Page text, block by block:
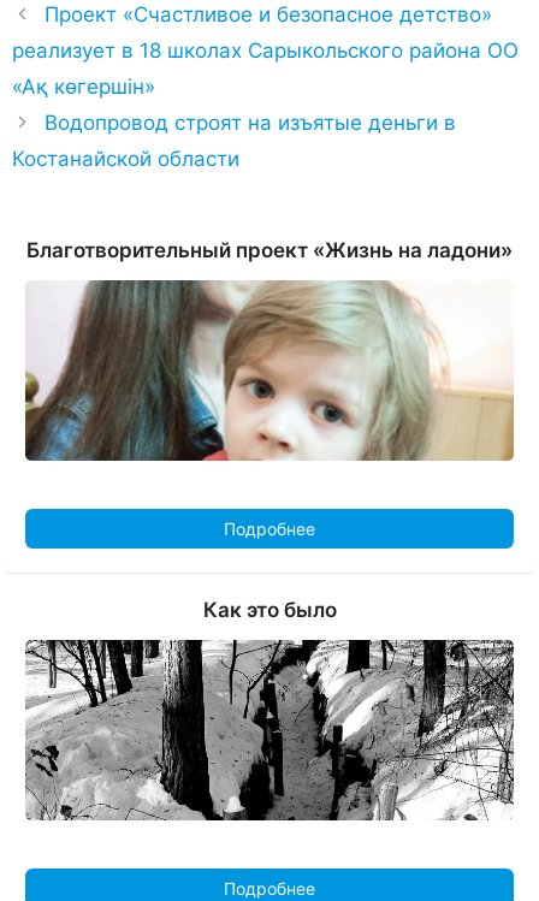
Проект «Счастливое и безопасное детство»
реализует в 18 школах Сарыкольского района ОО
«Ақ көгершін»
Водопровод строят на изъятые деньги в
Костанайской области
Благотворительный проект «Жизнь на ладони»
Подробнее
Как это было
Подробнее